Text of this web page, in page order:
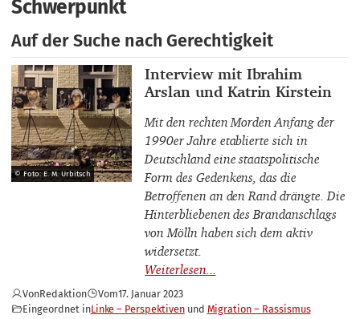
Schwerpunkt
Auf der Suche nach Gerechtigkeit
© Foto: E. M. Urbitsch
Interviewpartner_innen
Interview mit Ibrahim
Arslan und Katrin Kirstein
Mit den rechten Morden Anfang der
1990er Jahre etablierte sich in
Deutschland eine staatspolitische
Form des Gedenkens, das die
Betroffenen an den Rand drängte. Die
Hinterbliebenen des Brandanschlags
von Mölln haben sich dem aktiv
widersetzt.
VonRedaktion Vom17. Januar 2023
Eingeordnet inLinke – Perspektiven Migration – Rassismus